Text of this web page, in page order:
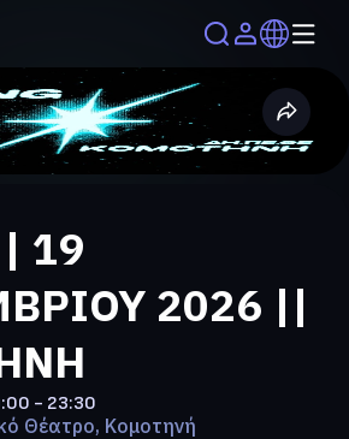
19
2026 ||
- 23:30
Θέατρο, Κομοτηνή